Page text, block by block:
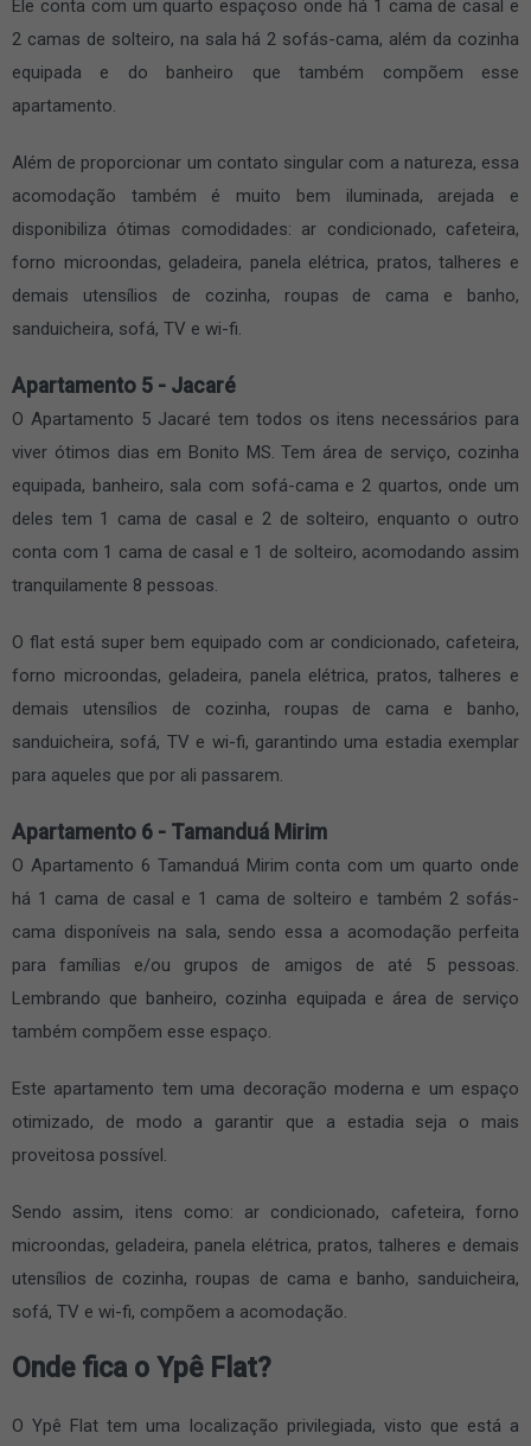
Ele conta com um quarto espaçoso onde há 1 cama de casal e
2 camas de solteiro, na sala há 2 sofás-cama, além da cozinha
equipada e do banheiro que também compõem esse
apartamento.
Além de proporcionar um contato singular com a natureza, essa
acomodação também é muito bem iluminada, arejada e
disponibiliza ótimas comodidades: ar condicionado, cafeteira,
forno microondas, geladeira, panela elétrica, pratos, talheres e
demais utensílios de cozinha, roupas de cama e banho,
sanduicheira, sofá, TV e wi-fi.
Apartamento 5 - Jacaré
O Apartamento 5 Jacaré tem todos os itens necessários para
viver ótimos dias em Bonito MS. Tem área de serviço, cozinha
equipada, banheiro, sala com sofá-cama e 2 quartos, onde um
deles tem 1 cama de casal e 2 de solteiro, enquanto o outro
conta com 1 cama de casal e 1 de solteiro, acomodando assim
tranquilamente 8 pessoas.
O flat está super bem equipado com ar condicionado, cafeteira,
forno microondas, geladeira, panela elétrica, pratos, talheres e
demais utensílios de cozinha, roupas de cama e banho,
sanduicheira, sofá, TV e wi-fi, garantindo uma estadia exemplar
para aqueles que por ali passarem.
Apartamento 6 - Tamanduá Mirim
O Apartamento 6 Tamanduá Mirim conta com um quarto onde
há 1 cama de casal e 1 cama de solteiro e também 2 sofás-
cama disponíveis na sala, sendo essa a acomodação perfeita
para famílias e/ou grupos de amigos de até 5 pessoas.
Lembrando que banheiro, cozinha equipada e área de serviço
também compõem esse espaço.
Este apartamento tem uma decoração moderna e um espaço
otimizado, de modo a garantir que a estadia seja o mais
proveitosa possível.
Sendo assim, itens como: ar condicionado, cafeteira, forno
microondas, geladeira, panela elétrica, pratos, talheres e demais
utensílios de cozinha, roupas de cama e banho, sanduicheira,
sofá, TV e wi-fi, compõem a acomodação.
Onde fica o Ypê Flat?
O Ypê Flat tem uma localização privilegiada, visto que está a